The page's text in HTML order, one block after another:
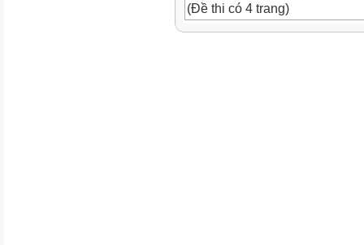
(Đề thi có 4 trang)